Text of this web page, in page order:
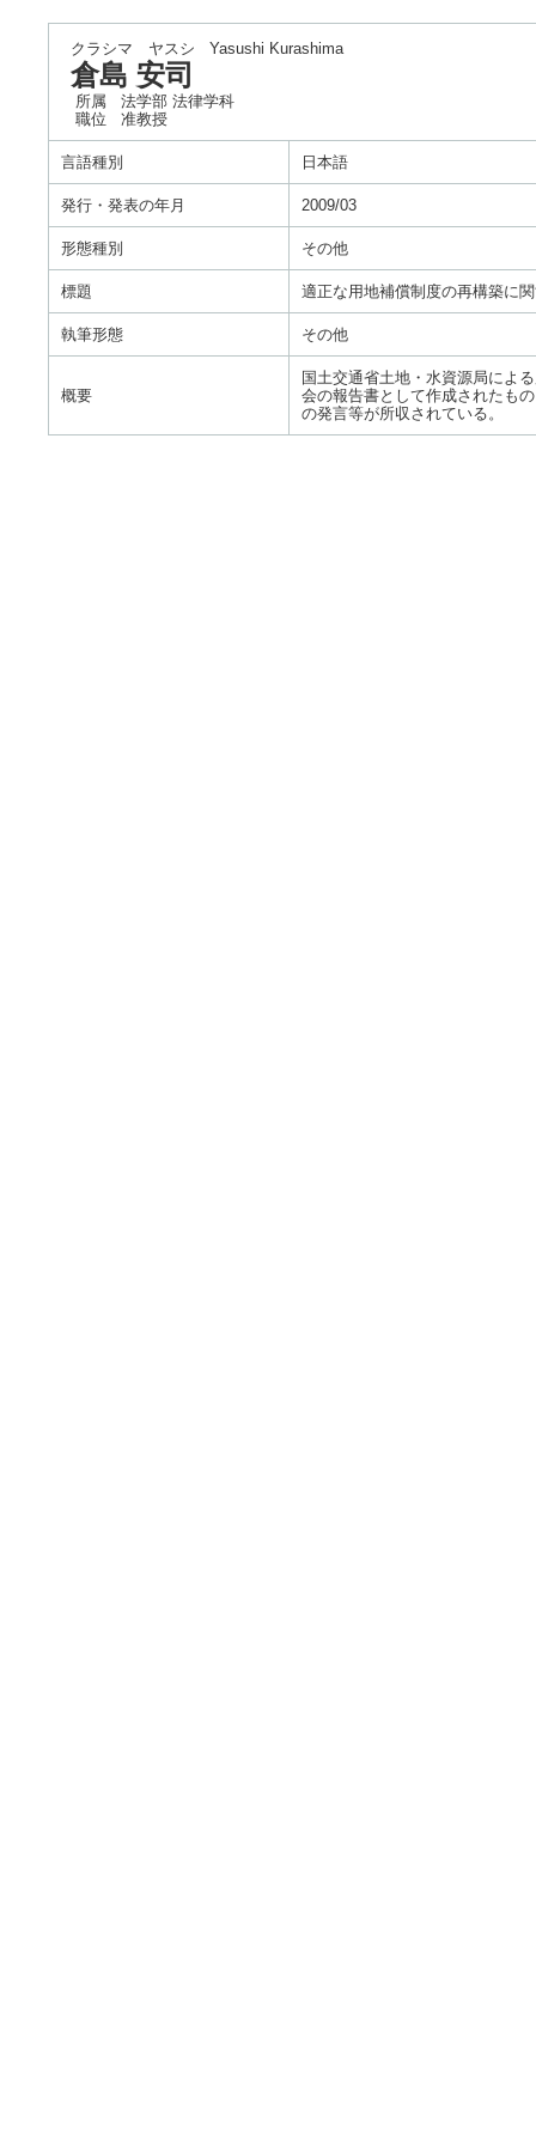
クラシマ ヤスシ Yasushi Kurashima
倉島 安司
所属
法学部 法律学科
職位
准教授
言語種別 日本語
発行・発表の年月 2009/03
形態種別 その他
標題 適正な用地補償制度の再構築に
執筆形態 その他
概要
国土交通省土地・水資源局によ
会の報告書として作成されたも
の発言等が所収されている。